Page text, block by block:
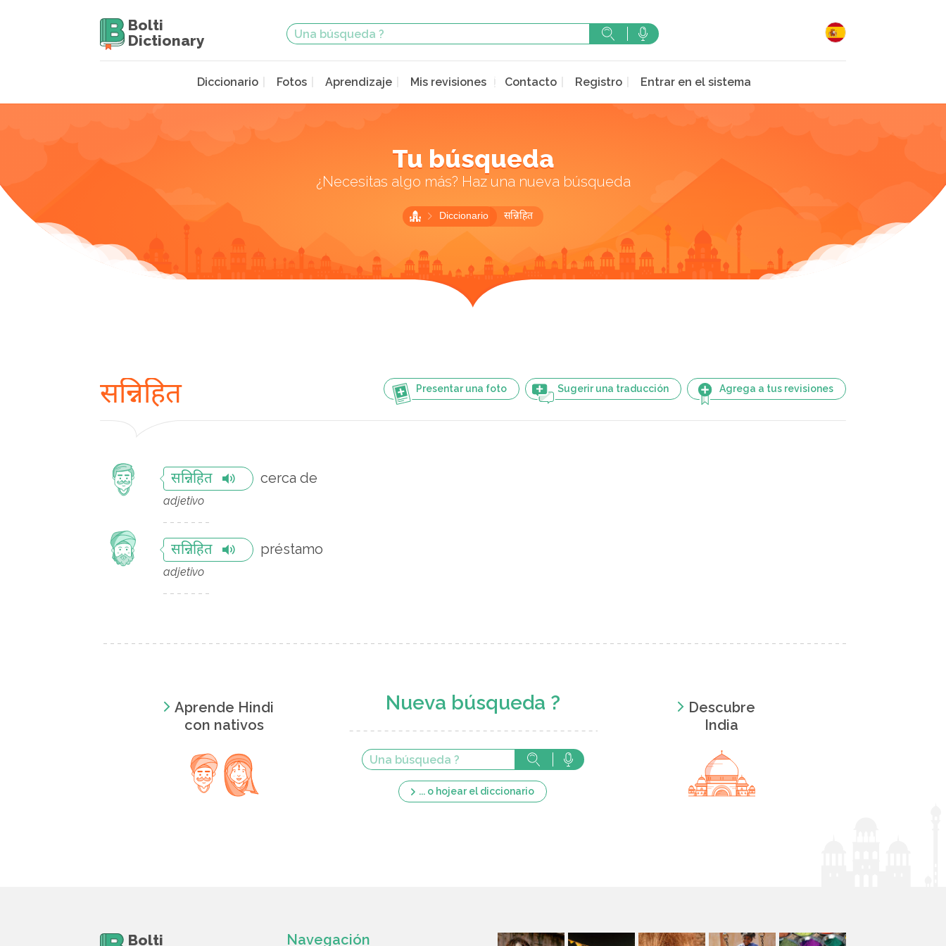
Bolti
Dictionary
Diccionario Fotos Aprendizaje Mis revisiones Contacto Registro Entrar en el sistema
Tu búsqueda
¿Necesitas algo más? Haz una nueva búsqueda
Diccionario सन्निहित
Presentar una foto Sugerir una traducción Agrega a tus revisiones
सन्निहित
सन्निहित cerca de
adjetivo
सन्निहित préstamo
adjetivo
Aprende Hindi
con nativos
Nueva búsqueda ?
... o hojear el diccionario
Descubre
India
Bolti Navegación